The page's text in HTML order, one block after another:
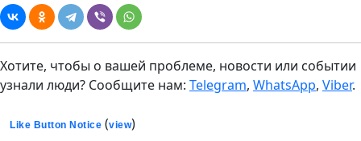
Хотите, чтобы о вашей проблеме, новости или событии
узнали люди? Сообщите нам: Telegram, WhatsApp, Viber.
Like Button Notice (view)